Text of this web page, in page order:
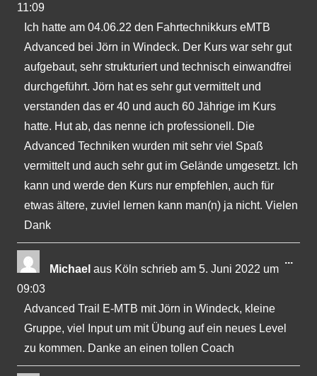
11:09
Ich hatte am 04.06.22 den Fahrtechnikkurs eMTB
Advanced bei Jörn in Windeck. Der Kurs war sehr gut
aufgebaut, sehr strukturiert und technisch einwandfrei
durchgeführt. Jörn hat es sehr gut vermittelt und
verstanden das er 40 und auch 60 Jährige im Kurs
hatte. Hut ab, das nenne ich professionell. Die
Advanced Techniken wurden mit sehr viel Spaß
vermittelt und auch sehr gut im Gelände umgesetzt. Ich
kann und werde den Kurs nur empfehlen, auch für
etwas ältere, zuviel lernen kann man(n) ja nicht. Vielen
Dank
Michael aus Köln schrieb am 5. Juni 2022 um
09:03
Advanced Trail E-MTB mit Jörn in Windeck, kleine
Gruppe, viel Input um mit Übung auf ein neues Level
zu kommen. Danke an einen tollen Coach
...